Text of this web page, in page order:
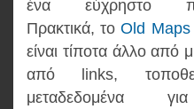
ένα εύχρηστο
Πρακτικά, τοOld
είναι τίποτα άλλο από
από links,
μεταδεδομένα